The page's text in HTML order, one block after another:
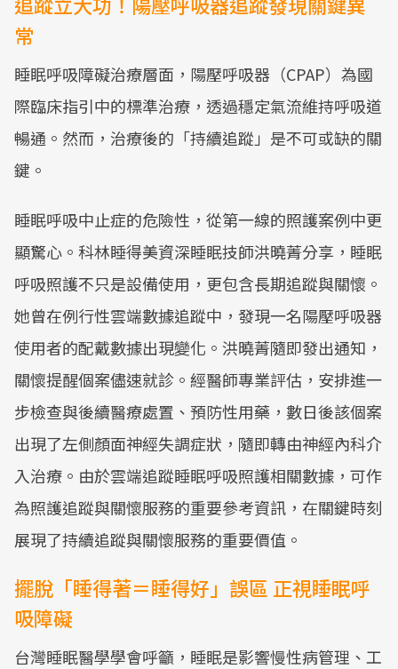
常
睡眠呼吸障礙治療層面，陽壓呼吸器（CPAP）為國
際臨床指引中的標準治療，透過穩定氣流維持呼吸道
暢通。然而，治療後的「持續追蹤」是不可或缺的關
鍵。
睡眠呼吸中止症的危險性，從第一線的照護案例中更
顯驚心。科林睡得美資深睡眠技師洪曉菁分享，睡眠
呼吸照護不只是設備使用，更包含長期追蹤與關懷。
她曾在例行性雲端數據追蹤中，發現一名陽壓呼吸器
使用者的配戴數據出現變化。洪曉菁隨即發出通知，
關懷提醒個案儘速就診。經醫師專業評估，安排進一
步檢查與後續醫療處置、預防性用藥，數日後該個案
出現了左側顏面神經失調症狀，隨即轉由神經內科介
入治療。由於雲端追蹤睡眠呼吸照護相關數據，可作
為照護追蹤與關懷服務的重要參考資訊，在關鍵時刻
展現了持續追蹤與關懷服務的重要價值。
擺脫「睡得著＝睡得好」誤區 正視睡眠呼
吸障礙
台灣睡眠醫學學會呼籲，睡眠是影響慢性病管理、工